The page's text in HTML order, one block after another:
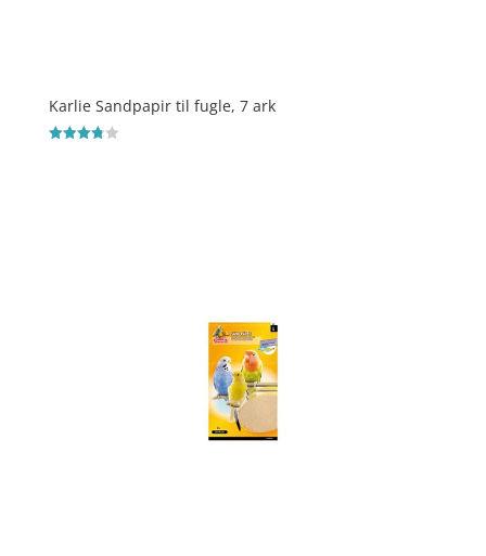
Karlie Sandpapir til fugle, 7 ark